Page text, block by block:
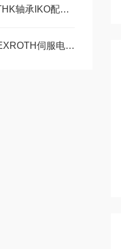
INA导轨滑块THK轴承IKO配件SBC线轨福业自动化选型
博世力士乐REXROTH伺服电机常见问题相应解决方法分享